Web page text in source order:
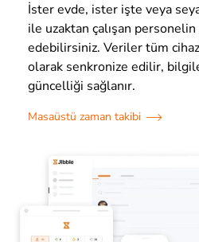
İster evde, ister işte veya
ile uzaktan çalışan
edebilirsiniz. Veriler tüm
olarak senkronize edilir,
güncelliği sağlanır.
Masaüstü zaman takibi